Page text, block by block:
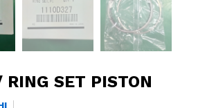
RING SET PISTON